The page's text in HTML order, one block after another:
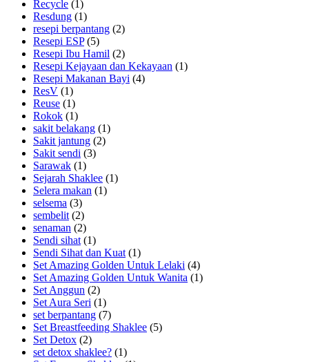
Recycle (1)
Resdung (1)
resepi berpantang (2)
Resepi ESP(5)
Resepi Ibu Hamil (2)
Resepi Kejayaan dan Kekayaan (1)
Resepi Makanan Bayi (4)
ResV (1)
Reuse (1)
Rokok (1)
sakit belakang (1)
Sakit jantung (2)
Sakit sendi (3)
Sarawak (1)
Sejarah Shaklee (1)
Selera makan (1)
selsema (3)
sembelit (2)
senaman (2)
Sendi sihat (1)
Sendi Sihat dan Kuat (1)
Set Amazing Golden Untuk Lelaki (4)
Set Amazing Golden Untuk Wanita (1)
Set Anggun (2)
Set Aura Seri (1)
set berpantang (7)
Set Breastfeeding Shaklee (5)
Set Detox (2)
set detox shaklee? (1)